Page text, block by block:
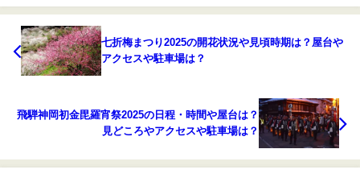
七折梅まつり2025の開花状況や見頃時期は？屋台や
アクセスや駐車場は？
飛騨神岡初金毘羅宵祭2025の日程・時間や屋台は？
見どころやアクセスや駐車場は？